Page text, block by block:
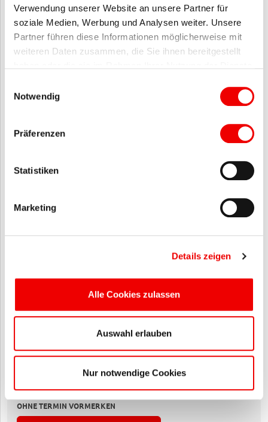
Verwendung unserer Website an unsere Partner für
soziale Medien, Werbung und Analysen weiter. Unsere
Partner führen diese Informationen möglicherweise mit
weiteren Daten zusammen, die Sie ihnen bereitgestellt
Notwendig
Präferenzen
Statistiken
Marketing
Details zeigen
Alle Cookies zulassen
Auswahl erlauben
Nur notwendige Cookies
IHRE REFERENTIN
Die Inhalte entsprechen in der Ausbildungsordnung/dem
Ausbildungsrahmenplan der profilgebenden Berufsbildposition 4
ANGEBOTSNUMMER
DAUER
26.08. - 27.08.2026
Inhouse SK UnnaKamen
14.09. - 15.09.2026
Sparkassenakademie NRW, Dortmund
OHNE TERMIN VORMERKEN